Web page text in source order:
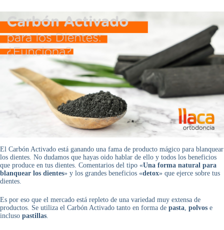
El Carbón Activado está ganando una fama de producto mágico para blanquear
los dientes. No dudamos que hayas oido hablar de ello y todos los beneficios
que produce en tus dientes. Comentarios del tipo «Una forma natural para
blanquear los dientes» y los grandes beneficios «detox» que ejerce sobre tus
dientes.
Es por eso que el mercado está repleto de una variedad muy extensa de
productos. Se utiliza el Carbón Activado tanto en forma de pasta, polvos e
incluso pastillas.